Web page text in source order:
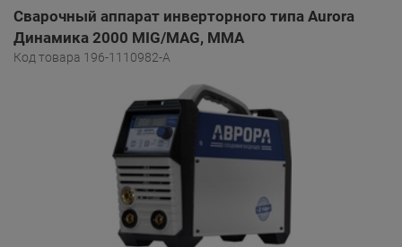
Сварочный аппарат инверторного типа Aurora
Динамика 2000 MIG/MAG, MMA
Код товара 196-1110982-A